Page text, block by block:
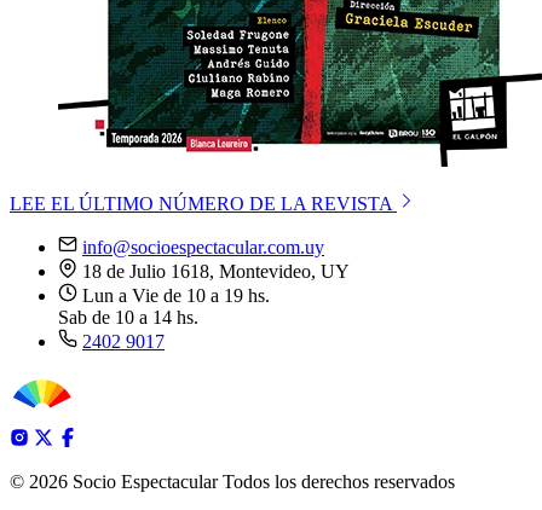
LEE EL ÚLTIMO NÚMERO DE LA REVISTA
info@socioespectacular.com.uy
18 de Julio 1618, Montevideo, UY
Lun a Vie de 10 a 19 hs.
Sab de 10 a 14 hs.
2402 9017
© 2026 Socio Espectacular Todos los derechos reservados